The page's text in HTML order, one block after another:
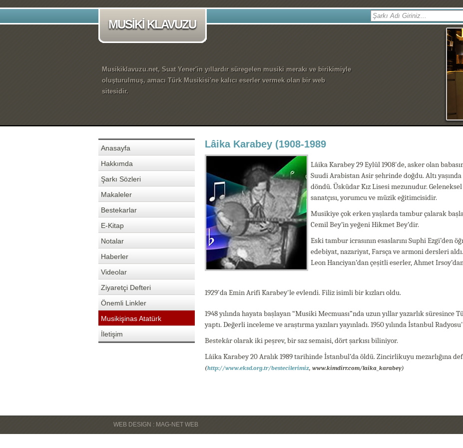
MUSİKİ KLAVUZU
Musikiklavuzu.net, Suat Yener'in yıllardır süregelen musiki merakı ve birikimiyle
oluşturulmuş, amacı Türk Musikisi'ne kalıcı eserler vermek olan bir web
sitesidir.
Anasayfa
Hakkımda
Şarkı Sözleri
Makaleler
Bestekarlar
E-Kitap
Notalar
Haberler
Videolar
Ziyaretçi Defteri
Önemli Linkler
Musikişinas Atatürk
İletişim
Lâika Karabey (1908-1989
Lâika Karabey 29 Eylül 1908'de, asker olan
Suudi Arabistan Asir şehrinde doğdu. Altı
döndü. Üsküdar Kız Lisesi mezunudur.
sanatçısı, yorumcu ve müzik eğitimcisidir.
Musikiye çok erken yaşlarda tambur çalarak
Cemil Bey’in yeğeni Hikmet Bey’dir.
Eski tambur icrasının esaslarını Suphi Ezgi’den
edebiyat, nazariyat, Farsça ve armoni dersleri
Leon Hanciyan’dan çeşitli eserler, Ahmet
1929'da Emin Arifi Karabey'le evlendi. Filiz isimli bir kızları oldu.
1948 yılında hayata başlayan “Musiki Mecmuası”nda uzun yıllar yazarlık süresince
yaptı. Değerli inceleme ve araştırma yazıları yayınladı. 1950 yılında İstanbul
Bestekâr olarak iki peşrev, bir saz semaisi, dört şarkısı biliniyor.
Lâika Karabey 20 Aralık 1989 tarihinde İstanbul’da öldü. Zincirlikuyu mezarlığına
(http://www.eksd.org.tr/bestecilerimiz, www.kimdirr.com/laika_karabey)
WEB DESIGN : MAG-NET WEB